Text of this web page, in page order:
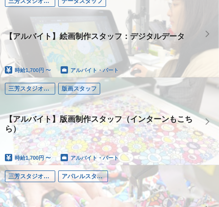
【アルバイト】絵画制作スタッフ：デジタルデータ
時給1,700円 〜 アルバイト・パート
三芳スタジオ（埼玉） 版画スタッフ
【アルバイト】版画制作スタッフ（インターンもこち
ら）
時給1,700円 〜 アルバイト・パート
三芳スタジオ（埼玉） アパレルスタッフ